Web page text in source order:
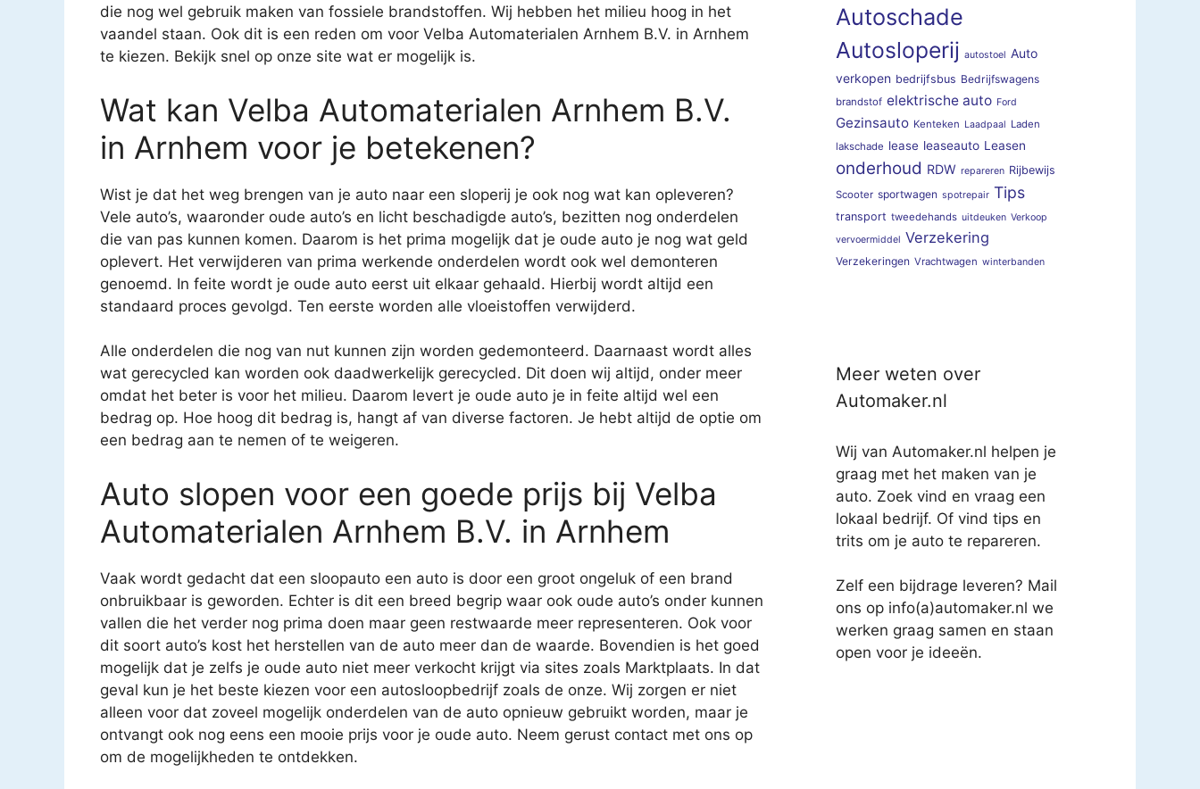
die nog wel gebruik maken van fossiele brandstoffen. Wij hebben het milieu hoog in het
vaandel staan. Ook dit is een reden om voor Velba Automaterialen Arnhem B.V. in Arnhem
te kiezen. Bekijk snel op onze site wat er mogelijk is.
Wat kan Velba Automaterialen Arnhem B.V.
in Arnhem voor je betekenen?
Wist je dat het weg brengen van je auto naar een sloperij je ook nog wat kan opleveren?
Vele auto’s, waaronder oude auto’s en licht beschadigde auto’s, bezitten nog onderdelen
die van pas kunnen komen. Daarom is het prima mogelijk dat je oude auto je nog wat geld
oplevert. Het verwijderen van prima werkende onderdelen wordt ook wel demonteren
genoemd. In feite wordt je oude auto eerst uit elkaar gehaald. Hierbij wordt altijd een
standaard proces gevolgd. Ten eerste worden alle vloeistoffen verwijderd.
Alle onderdelen die nog van nut kunnen zijn worden gedemonteerd. Daarnaast wordt alles
wat gerecycled kan worden ook daadwerkelijk gerecycled. Dit doen wij altijd, onder meer
omdat het beter is voor het milieu. Daarom levert je oude auto je in feite altijd wel een
bedrag op. Hoe hoog dit bedrag is, hangt af van diverse factoren. Je hebt altijd de optie om
een bedrag aan te nemen of te weigeren.
Auto slopen voor een goede prijs bij Velba
Automaterialen Arnhem B.V. in Arnhem
Vaak wordt gedacht dat een sloopauto een auto is door een groot ongeluk of een brand
onbruikbaar is geworden. Echter is dit een breed begrip waar ook oude auto’s onder kunnen
vallen die het verder nog prima doen maar geen restwaarde meer representeren. Ook voor
dit soort auto’s kost het herstellen van de auto meer dan de waarde. Bovendien is het goed
mogelijk dat je zelfs je oude auto niet meer verkocht krijgt via sites zoals Marktplaats. In dat
geval kun je het beste kiezen voor een autosloopbedrijf zoals de onze. Wij zorgen er niet
alleen voor dat zoveel mogelijk onderdelen van de auto opnieuw gebruikt worden, maar je
ontvangt ook nog eens een mooie prijs voor je oude auto. Neem gerust contact met ons op
om de mogelijkheden te ontdekken.
Autoschade
Autosloperij autostoel Auto
verkopen bedrijfsbus Bedrijfswagens
brandstof elektrische auto Ford
Gezinsauto Kenteken Laadpaal Laden
lakschade lease leaseauto Leasen
onderhoud RDW repareren Rijbewijs
Scooter sportwagen spotrepair Tips
transport tweedehands uitdeuken Verkoop
vervoermiddel Verzekering
Verzekeringen Vrachtwagen winterbanden
Meer weten over
Automaker.nl
Wij van Automaker.nl helpen je
graag met het maken van je
auto. Zoek vind en vraag een
lokaal bedrijf. Of vind tips en
trits om je auto te repareren.
Zelf een bijdrage leveren? Mail
ons op info(a)automaker.nl we
werken graag samen en staan
open voor je ideeën.